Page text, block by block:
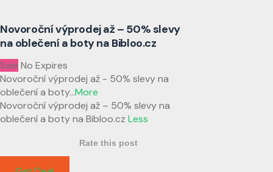
Novoroční výprodej až – 50% slevy
na oblečení a boty na Bibloo.cz
Sale No Expires
Novoroční výprodej až - 50% slevy na
oblečení a boty...More
Novoroční výprodej až – 50% slevy na
oblečení a boty na Bibloo.cz Less
Rate this post